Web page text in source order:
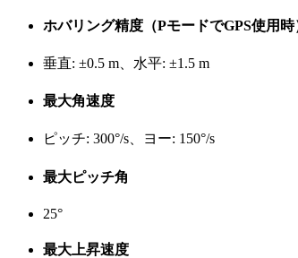
ホバリング精度（PモードでGPS使用時
垂直: ±0.5 m、水平: ±1.5 m
最大角速度
ピッチ: 300°/s、ヨー: 150°/s
最大ピッチ角
25°
最大上昇速度